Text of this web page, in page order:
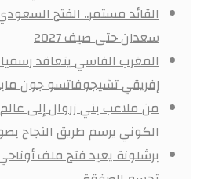
القائد مستمر.. الفتح
سعدان حتى صيف 2027
المغرب الفاسي يتعاقد
إفريقي تشيجوفاتسو جون
من ملاعب بني زروال إلى
الكوني يرسم طريق النجاح